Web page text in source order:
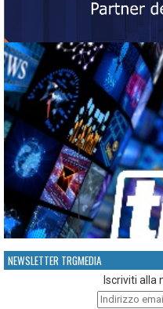
NEWSLETTER TRGMEDIA
Iscriviti alla